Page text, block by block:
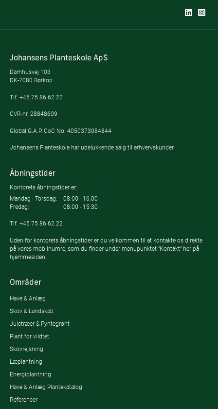
Johansens Planteskole ApS
Damhusvej 103
DK-7080 Børkop
Tlf. +45 75 86 62 22
CVR-nr. 28848609
Global G.A.P. CoC No. 4050373084844
Johansens Planteskole har udelukkende salg til erhvervskunder.
Åbningstider
Kontorets åbningstider er:
Mandag - Torsdag:
08:00 - 16:00
Fredag:
08:00 - 15:30
Tlf. +45 75 86 62 22
Uden for kontorets åbningstider er du velkommen til at kontakte os direkte
på vores mobilnumre, som du finder under menupunktet "Kontakt" her på
hjemmesiden.
Områder
Have & Anlæg
Skov & Landskab
Juletræer & Pyntegrønt
Plant for vildtet
Skovrejsning
Læplantning
Energiplantning
Have & Anlæg Plantekatalog
Referencer